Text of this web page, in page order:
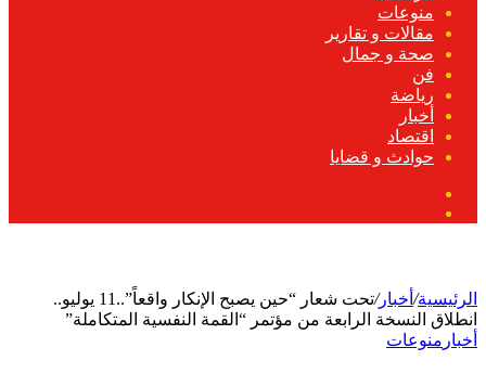
منوعات
مقالات و تقارير
صحة و جمال
فن
رياضة
أخبار
اقتصاد
حوادث و قضايا
الرئيسية/ أخبار/
تحت شعار “حين يصبح الإنكار واقعاً”..11 يوليو..
انطلاق النسخة الرابعة من مؤتمر “القمة النفسية المتكاملة”
أخبار منوعات